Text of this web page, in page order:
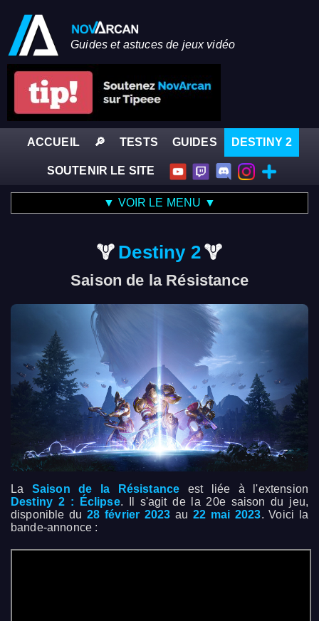
Guides et astuces de jeux vidéo
ACCUEIL 🔎 TESTS GUIDES DESTINY 2
SOUTENIR LE SITE
▼ VOIR LE MENU ▼
Destiny 2
Saison de la Résistance
La Saison de la Résistance est liée à l'extension
Destiny 2 : Éclipse. Il s'agit de la 20e saison du jeu,
disponible du28 février 2023 au 22 mai 2023. Voici la
bande-annonce :